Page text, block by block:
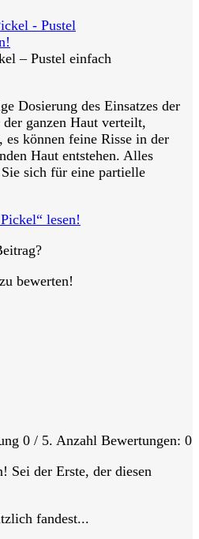
– Pustel einfach
Dosierung des Einsatzes der
ganzen Haut verteilt,
es können feine Risse in der
Haut entstehen. Alles
sich für eine partielle
lesen!
bewerten!
0 / 5. Anzahl Bewertungen: 0
Sei der Erste, der diesen
fandest...